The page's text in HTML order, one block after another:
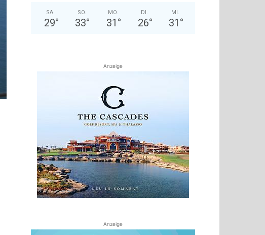
SA.
29°
SO.
33°
MO.
31 °
DI.
26°
MI.
31 °
Anzeige
Anzeige